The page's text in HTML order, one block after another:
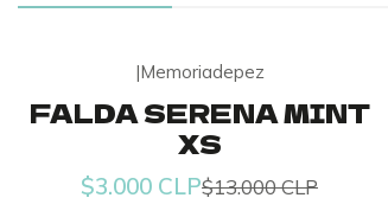
|Memoriadepez
FALDA SERENA MINT
XS
$3.000 CLP$13.000 CLP